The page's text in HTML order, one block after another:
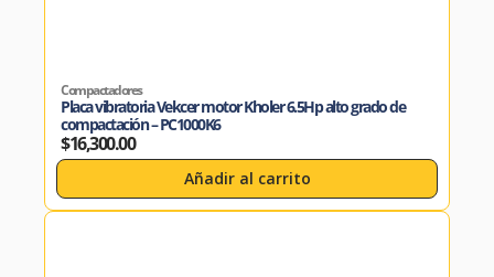
Compactadores
Placa vibratoria Vekcer motor Kholer 6.5Hp alto grado de
compactación – PC1000K6
$16,300.00
Añadir al carrito